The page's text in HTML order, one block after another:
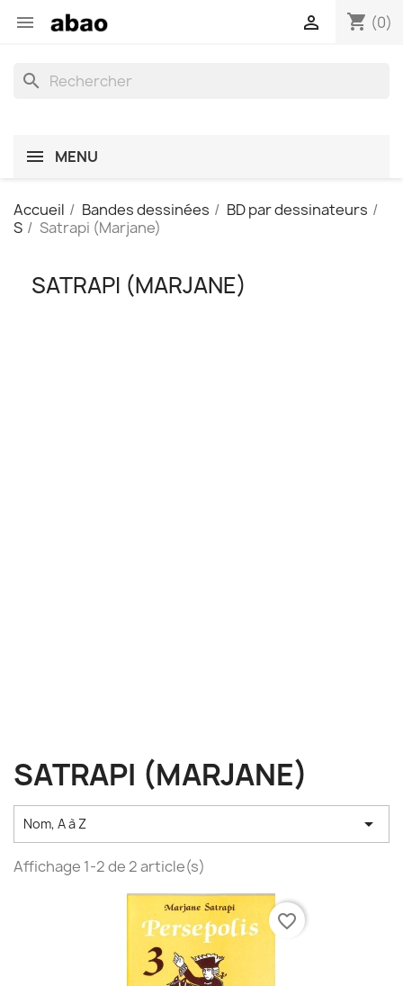
 shopping_cart (0)

search
MENU
Accueil Bandes dessinées
BD par dessinateurs
S
Satrapi (Marjane)
SATRAPI (MARJANE)
SATRAPI (MARJANE)
Nom, A à Z 
Affichage 1-2 de 2 article(s)
favorite_border